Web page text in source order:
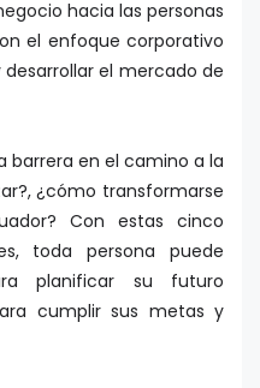
hacia las personas
el enfoque corporativo
el mercado de
barrera en el camino a la
¿cómo transformarse
Con estas cinco
toda persona puede
planificar su futuro
cumplir sus metas y